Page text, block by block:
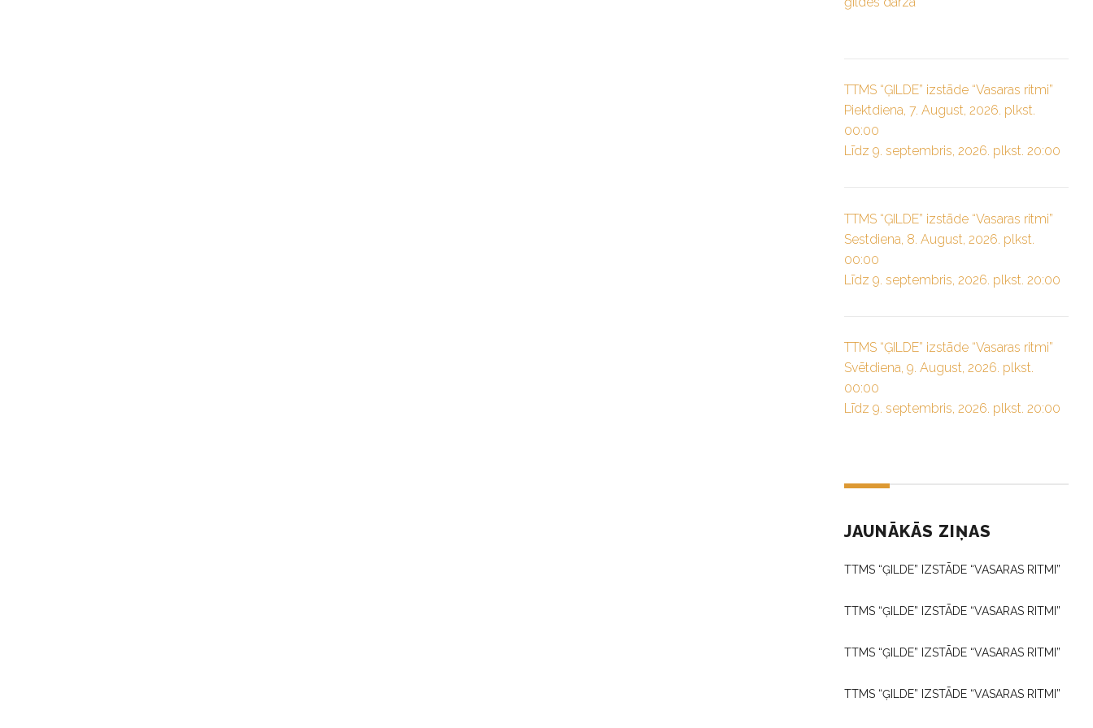
TTMS “ĢILDE” izstāde “Vasaras ritmi”
Piektdiena, 7. August, 2026. plkst.
00:00
Līdz 9. septembris, 2026. plkst. 20:00
TTMS “ĢILDE” izstāde “Vasaras ritmi”
Sestdiena, 8. August, 2026. plkst.
00:00
Līdz 9. septembris, 2026. plkst. 20:00
TTMS “ĢILDE” izstāde “Vasaras ritmi”
Svētdiena, 9. August, 2026. plkst.
00:00
Līdz 9. septembris, 2026. plkst. 20:00
JAUNĀKĀS ZIŅAS
TTMS “ĢILDE” IZSTĀDE “VASARAS RITMI”
TTMS “ĢILDE” IZSTĀDE “VASARAS RITMI”
TTMS “ĢILDE” IZSTĀDE “VASARAS RITMI”
TTMS “ĢILDE” IZSTĀDE “VASARAS RITMI”